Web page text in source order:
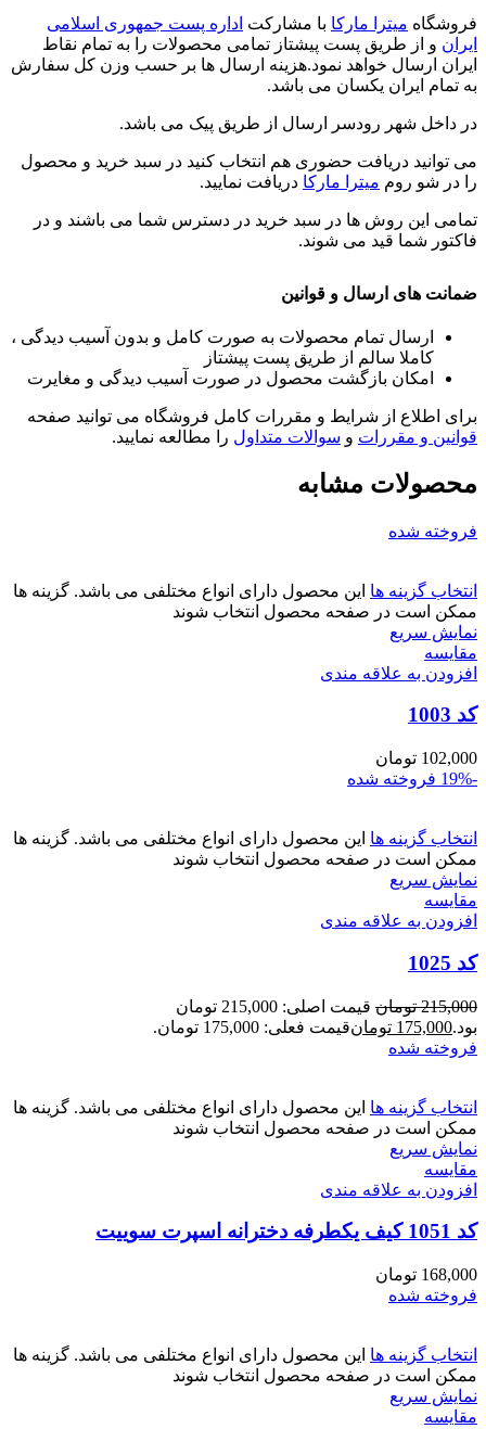
فروشگاه میترا مارکا با مشارکت اداره پست جمهوری اسلامی
ایران و از طریق پست پیشتاز تمامی محصولات را به تمام نقاط
ایران ارسال خواهد نمود.هزینه ارسال ها بر حسب وزن کل سفارش
به تمام ایران یکسان می باشد.
در داخل شهر رودسر ارسال از طریق پیک می باشد.
می توانید دریافت حضوری هم انتخاب کنید در سبد خرید و محصول
را در شو روم میترا مارکا دریافت نمایید.
تمامی این روش ها در سبد خرید در دسترس شما می باشند و در
فاکتور شما قید می شوند.
ضمانت های ارسال و قوانین
ارسال تمام محصولات به صورت کامل و بدون آسیب دیدگی ،
کاملا سالم از طریق پست پیشتاز
امکان بازگشت محصول در صورت آسیب دیدگی و مغایرت
برای اطلاع از شرایط و مقررات کامل فروشگاه می توانید صفحه
قوانین و مقررات و سوالات متداول را مطالعه نمایید.
محصولات مشابه
فروخته شده
انتخاب گزینه ها این محصول دارای انواع مختلفی می باشد. گزینه ها
ممکن است در صفحه محصول انتخاب شوند
نمایش سریع
مقايسه
افزودن به علاقه مندی
کد 1003
102,000 تومان
-19%
فروخته شده
انتخاب گزینه ها این محصول دارای انواع مختلفی می باشد. گزینه ها
ممکن است در صفحه محصول انتخاب شوند
نمایش سریع
مقايسه
افزودن به علاقه مندی
کد 1025
215,000 تومان
قیمت اصلی: 215,000 تومان
بود.175,000 تومانقیمت فعلی: 175,000 تومان.
فروخته شده
انتخاب گزینه ها این محصول دارای انواع مختلفی می باشد. گزینه ها
ممکن است در صفحه محصول انتخاب شوند
نمایش سریع
مقايسه
افزودن به علاقه مندی
کد 1051 کیف یکطرفه دخترانه اسپرت سوییت
168,000 تومان
فروخته شده
انتخاب گزینه ها این محصول دارای انواع مختلفی می باشد. گزینه ها
ممکن است در صفحه محصول انتخاب شوند
نمایش سریع
مقايسه